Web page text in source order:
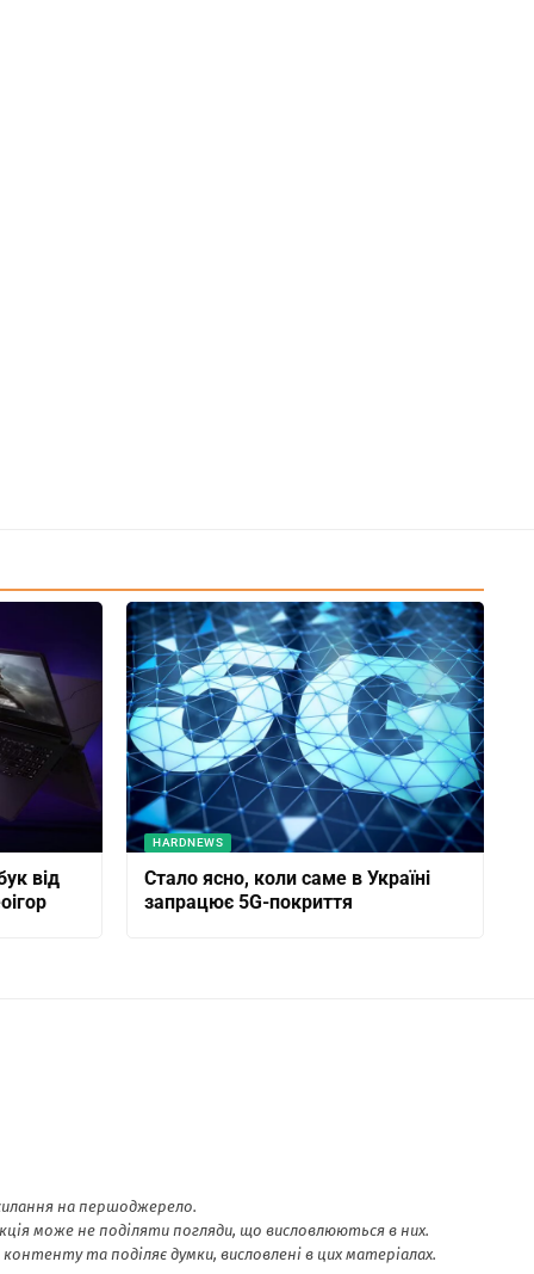
від
HARDNEWS
Стало ясно, коли саме в Україні
запрацює 5G-покриття
на першоджерело.
може не поділяти погляди, що висловлюються в них.
та поділяє думки, висловлені в цих матеріалах.